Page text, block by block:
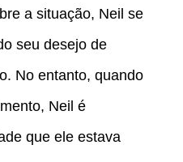
a situação, Neil se
seu desejo de
No entanto, quando
Neil é
que ele estava